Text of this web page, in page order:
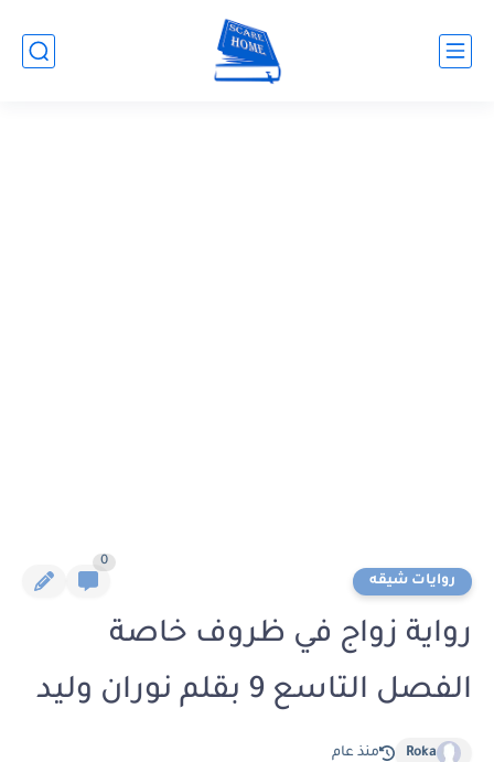
روايات شيقه
0
رواية زواج في ظروف خاصة
الفصل التاسع 9 بقلم نوران وليد
Roka منذ عام